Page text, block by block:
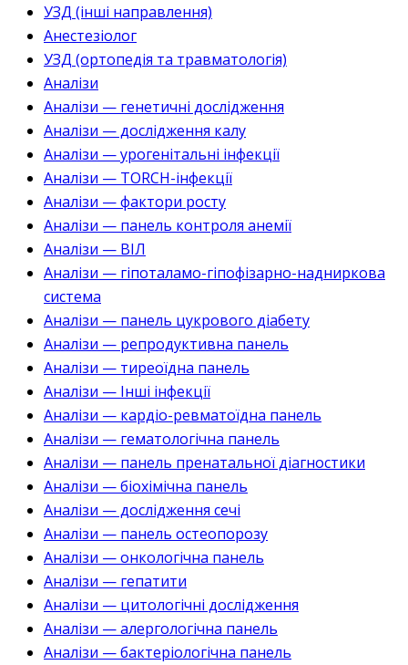
УЗД (інші направлення)
Анестезіолог
УЗД (ортопедія та травматологія)
Аналізи
Аналізи — генетичні дослідження
Аналізи — дослідження калу
Аналізи — урогенітальні інфекції
Аналізи — TORCH-інфекції
Аналізи — фактори росту
Аналізи — панель контроля анемії
Аналізи — ВІЛ
Аналізи — гіпоталамо-гіпофізарно-надниркова
система
Аналізи — панель цукрового діабету
Аналізи — репродуктивна панель
Аналізи — тиреоїдна панель
Аналізи — Інші інфекції
Аналізи — кардіо-ревматоїдна панель
Аналізи — гематологічна панель
Аналізи — панель пренатальної діагностики
Аналізи — біохімічна панель
Аналізи — дослідження сечі
Аналізи — панель остеопорозу
Аналізи — онкологічна панель
Аналізи — гепатити
Аналізи — цитологічні дослідження
Аналізи — алергологічна панель
Аналізи — бактеріологічна панель